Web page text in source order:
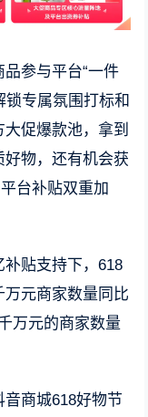
参与平台“一件
锁专属氛围打标和
促爆款池，拿到
物，还有机会获
台补贴双重加
贴支持下，618
元商家数量同比
万元的商家数量
商城618好物节